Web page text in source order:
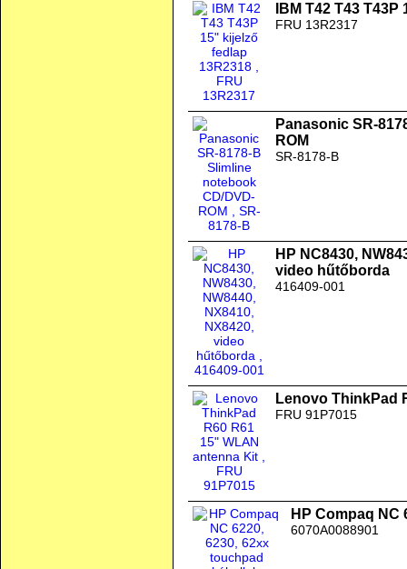
IBM T42 T43
FRU 13R2317
Panasonic SR-
ROM
SR-8178-B
HP NC8430,
video hűtőborda
416409-001
Lenovo ThinkPad
FRU 91P7015
HP Compaq NC
6070A0088901